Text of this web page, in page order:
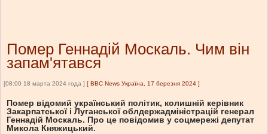
Помер Геннадій Москаль. Чим він
запам'ятався
[08:00 18 марта 2024 года ] [ BBC News Україна, 17 березня 2024 ]
Помер відомий український політик, колишній керівник
Закарпатської і Луганської облдержадміністрацій генерал
Геннадій Москаль. Про це повідомив у соцмережі депутат
Микола Княжицький.